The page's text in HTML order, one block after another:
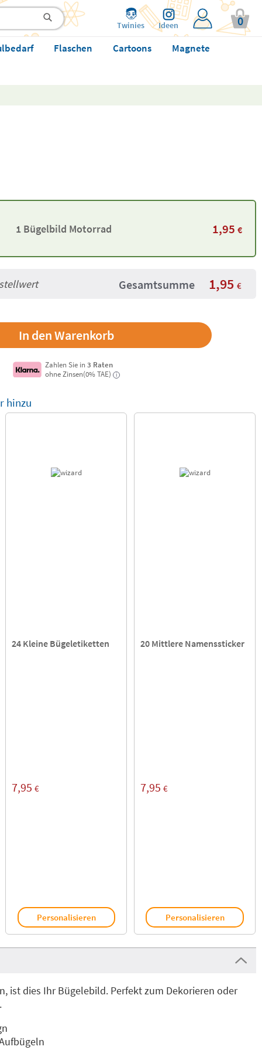
Twinies Ideen 0
Flaschen Cartoons Magnete
1 Bügelbild Motorrad 1,95 €
Gesamtsumme 1,95 €
Zahlen Sie in3 Raten
ohne Zinsen(0% TAE)
i
hinzu
24 Kleine Bügeletiketten
7,95 €
Personalisieren
20 Mittlere Namenssticker
7,95 €
Personalisieren
ist dies Ihr Bügelebild. Perfekt zum Dekorieren oder